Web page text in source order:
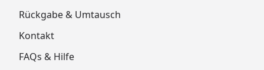
Rückgabe & Umtausch
Kontakt
FAQs & Hilfe